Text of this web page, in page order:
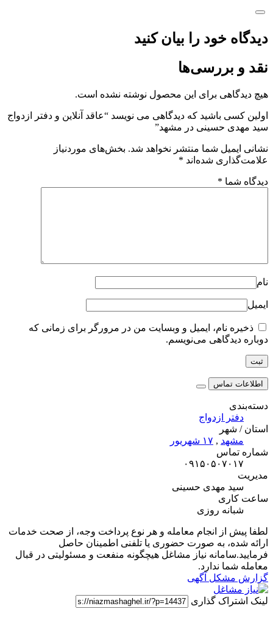
دیدگاه خود را بیان کنید
نقد و بررسی‌ها
هیچ دیدگاهی برای این محصول نوشته نشده است.
اولین کسی باشید که دیدگاهی می نویسد “عاقد آنلاین و دفتر ازدواج
سید مهدی حسینی در مشهد”
نشانی ایمیل شما منتشر نخواهد شد. بخش‌های موردنیاز
علامت‌گذاری شده‌اند *
دیدگاه شما *
نام
ایمیل
ذخیره نام، ایمیل و وبسایت من در مرورگر برای زمانی که
دوباره دیدگاهی می‌نویسم.
اطلاعات تماس
دسته‌بندی
دفتر ازدواج
استان / شهر
مشهد, ۱۷ شهریور
شماره تماس
۰۹۱۵۰۵۰۷۰۱۷
مدیریت
سید مهدی حسینی
ساعت کاری
شبانه روزی
لطفا پیش از انجام معامله و هر نوع پرداخت وجه، از صحت خدمات
ارائه شده، به صورت حضوری یا تلفنی اطمینان حاصل
فرمایید.سامانه نیاز مشاغل هیچگونه منفعت و مسئولیتی در قبال
معامله شما ندارد.
گزارش مشکل آگهی
لینک اشتراک گذاری